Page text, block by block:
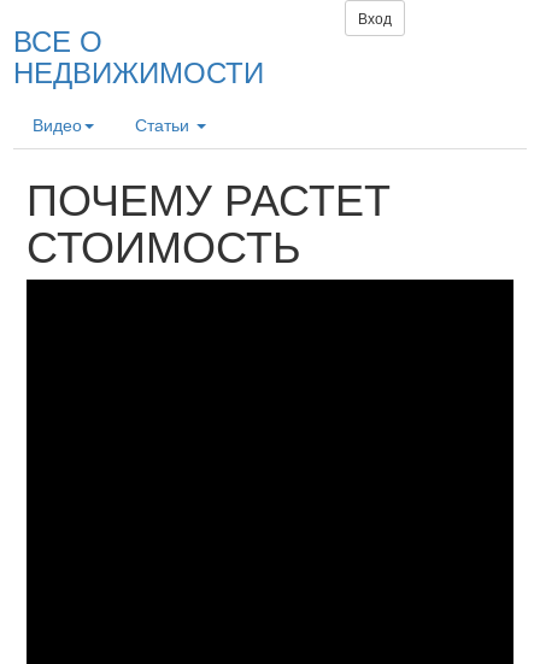
ВСЕ О
НЕДВИЖИМОСТИ
Вход
Видео Статьи
ПОЧЕМУ РАСТЕТ
СТОИМОСТЬ